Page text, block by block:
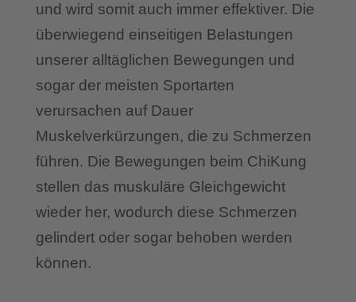
und wird somit auch immer effektiver. Die
überwiegend einseitigen Belastungen
unserer alltäglichen Bewegungen und
sogar der meisten Sportarten
verursachen auf Dauer
Muskelverkürzungen, die zu Schmerzen
führen. Die Bewegungen beim ChiKung
stellen das muskuläre Gleichgewicht
wieder her, wodurch diese Schmerzen
gelindert oder sogar behoben werden
können.